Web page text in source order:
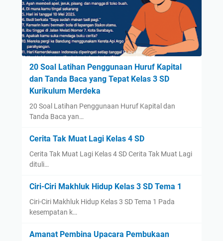
20 Soal Latihan Penggunaan Huruf Kapital
dan Tanda Baca yang Tepat Kelas 3 SD
Kurikulum Merdeka
20 Soal Latihan Penggunaan Huruf Kapital dan
Tanda Baca yan…
Cerita Tak Muat Lagi Kelas 4 SD
Cerita Tak Muat Lagi Kelas 4 SD Cerita Tak Muat Lagi
dituli…
Ciri-Ciri Makhluk Hidup Kelas 3 SD Tema 1
Ciri-Ciri Makhluk Hidup Kelas 3 SD Tema 1 Pada
kesempatan k…
Amanat Pembina Upacara Pembukaan